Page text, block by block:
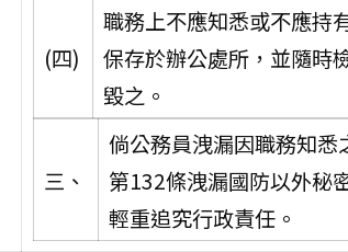
(四)
職務上不應知悉或不應持
保存於辦公處所，並隨時
毀之。
三、
倘公務員洩漏因職務知
第132條洩漏國防以外秘
輕重追究行政責任。